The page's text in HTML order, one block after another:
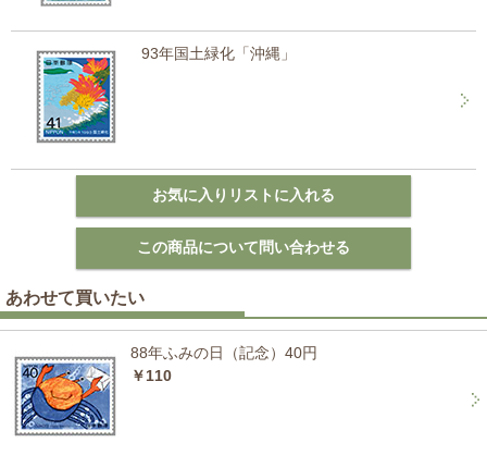
93年国土緑化「沖縄」
あわせて買いたい
88年ふみの日（記念）40円
￥110